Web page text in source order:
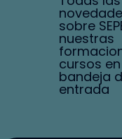
sobre
nuestras
cursos
bandeja
entrada